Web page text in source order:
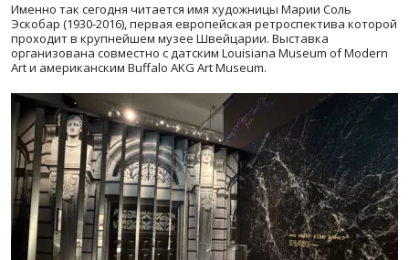
Именно так сегодня читается имя художницы Марии Соль
Эскобар (1930-2016), первая европейская ретроспектива которой
проходит в крупнейшем музее Швейцарии. Выставка
организована совместно с датским Louisiana Museum of Modern
Art и американским Buffalo AKG Art Museum.